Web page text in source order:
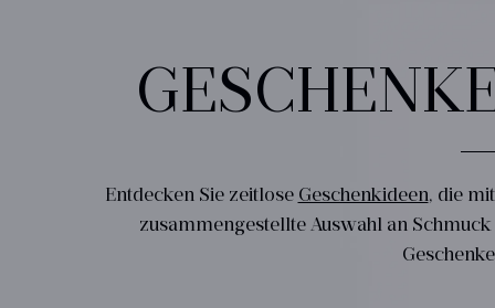
Entdecken Sie zeitlose Geschenkideen, die
zusammengestellte Auswahl an